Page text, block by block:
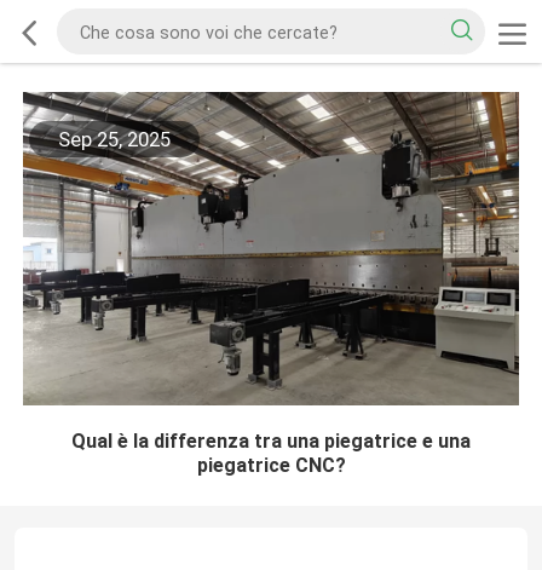
Sep 25, 2025
Qual è la differenza tra una piegatrice e una
piegatrice CNC?